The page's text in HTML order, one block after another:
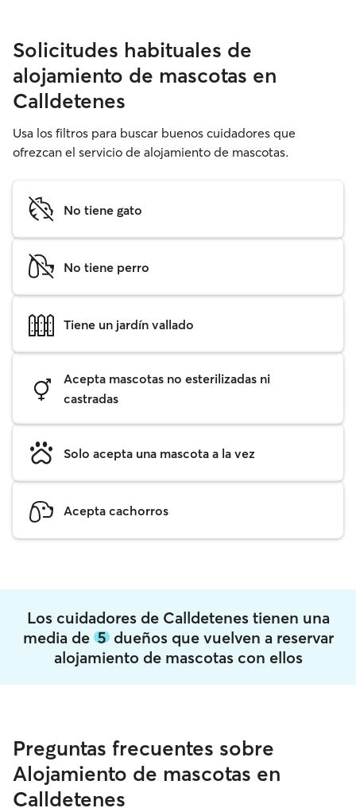
Solicitudes habituales de
alojamiento de mascotas en
Calldetenes
Usa los filtros para buscar buenos cuidadores que
ofrezcan el servicio de alojamiento de mascotas.
No tiene gato
No tiene perro
Tiene un jardín vallado
Acepta mascotas no esterilizadas ni
castradas
Solo acepta una mascota a la vez
Acepta cachorros
Los cuidadores de Calldetenes tienen una
media de 5dueños que vuelven a reservar
alojamiento de mascotas con ellos
Preguntas frecuentes sobre
Alojamiento de mascotas en
Calldetenes